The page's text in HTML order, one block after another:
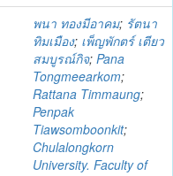
พนา ทองมีอาคม; รัตนา
ทิมเมือง; เพ็ญพักตร์ เตียว
สมบูรณ์กิจ; Pana
Tongmeearkom;
Rattana Timmaung;
Penpak
Tiawsomboonkit;
Chulalongkorn
University. Faculty of